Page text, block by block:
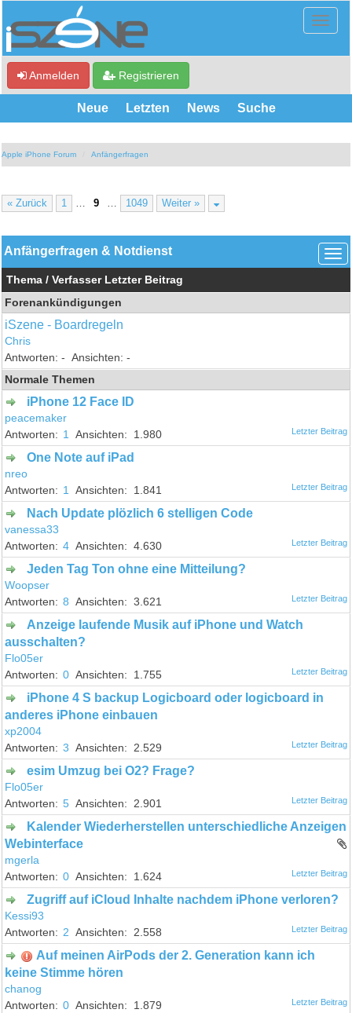
Anmelden Registrieren
Neue Letzten News Suche
Apple iPhone Forum Anfängerfragen
« Zurück 1 9 1049 Weiter »
Anfängerfragen & Notdienst
Thema /Verfasser Letzter Beitrag
Forenankündigungen
iSzene - Boardregeln
Chris
-
-
Normale Themen
iPhone 12 Face ID
peacemaker
1
1.980
One Note auf iPad
nreo
1
1.841
Nach Update plözlich 6 stelligen Code
vanessa33
4
4.630
Jeden Tag Ton ohne eine Mitteilung?
Woopser
8
3.621
Anzeige laufende Musik auf iPhone und Watch
ausschalten?
Flo05er
0
1.755
iPhone 4 S backup Logicboard oder logicboard in
anderes iPhone einbauen
xp2004
3
2.529
esim Umzug bei O2? Frage?
Flo05er
5
2.901
Kalender Wiederherstellen unterschiedliche Anzeigen
Webinterface
mgerla
0
1.624
Zugriff auf iCloud Inhalte nachdem iPhone verloren?
Kessi93
2
2.558
Auf meinen AirPods der 2. Generation kann ich
keine Stimme hören
chanog
0
1.879